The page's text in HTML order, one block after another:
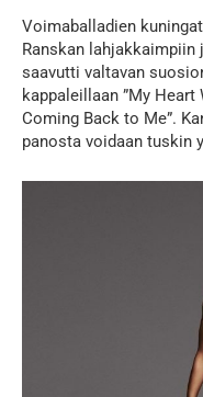
Voimaballadien
Ranskan
saavutti valtavan
kappaleillaan ”My Heart
Coming Back to Me”.
panosta voidaan tuskin